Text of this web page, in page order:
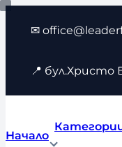
Към
съдържанието
✉
📍
Начало